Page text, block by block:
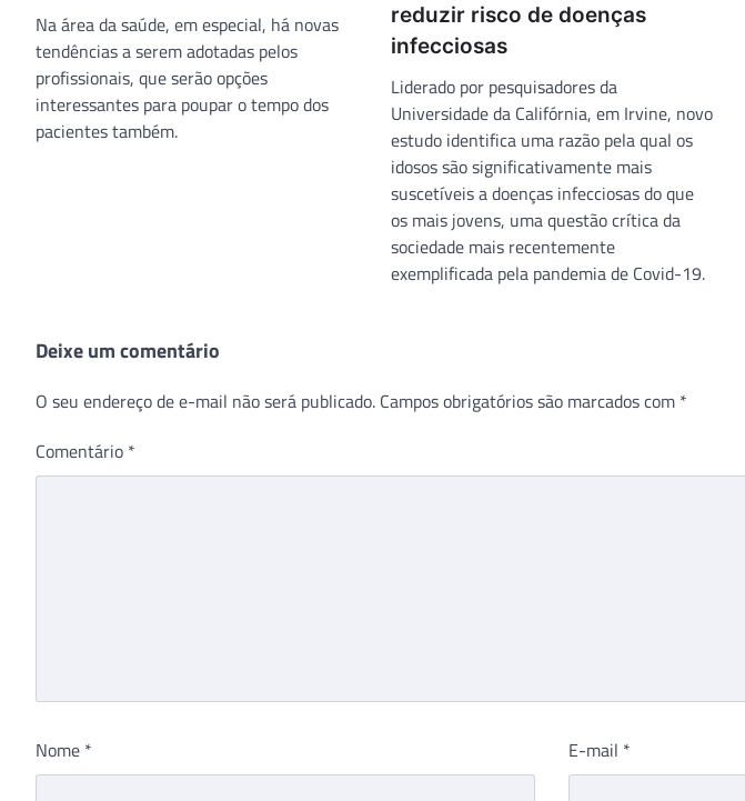
Na área da saúde, em especial, há novas
tendências a serem adotadas pelos
profissionais, que serão opções
interessantes para poupar o tempo dos
pacientes também.
reduzir risco de doenças
infecciosas
Liderado por pesquisadores da
Universidade da Califórnia, em Irvine, novo
estudo identifica uma razão pela qual os
idosos são significativamente mais
suscetíveis a doenças infecciosas do que
os mais jovens, uma questão crítica da
sociedade mais recentemente
exemplificada pela pandemia de Covid-19.
Deixe um comentário
O seu endereço de e-mail não será publicado. Campos obrigatórios são marcados com *
Comentário *
Nome * E-mail *